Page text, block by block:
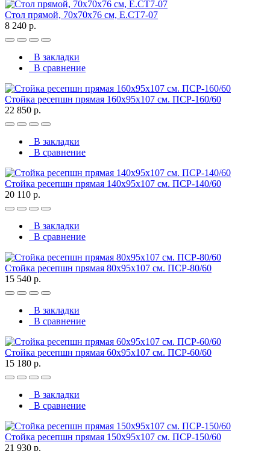
Стол прямой, 70x70x76 см, Е.СТ7-07
8 240 р.
В закладки
В сравнение
Стойка ресепшн прямая 160х95х107 см. ПСР-160/60
22 850 р.
В закладки
В сравнение
Стойка ресепшн прямая 140х95х107 см. ПСР-140/60
20 110 р.
В закладки
В сравнение
Стойка ресепшн прямая 80х95х107 см. ПСР-80/60
15 540 р.
В закладки
В сравнение
Стойка ресепшн прямая 60х95х107 см. ПСР-60/60
15 180 р.
В закладки
В сравнение
Стойка ресепшн прямая 150х95х107 см. ПСР-150/60
21 930 р.